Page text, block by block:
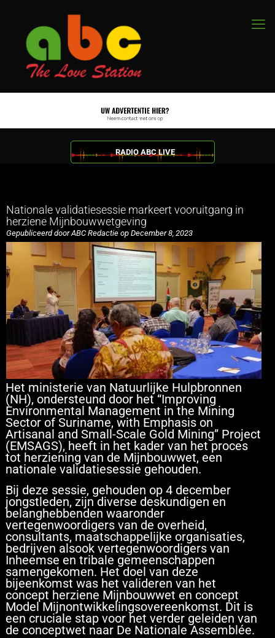
RADIO ABC LIVE
Nationale validatiesessie markeert vooruitgang in
herziene Mijnbouwwetgeving
Gepubliceerd door ABC Redactie op December 8, 2023
Het ministerie van Natuurlijke Hulpbronnen
(NH), ondersteund door het “Improving
Environmental Management in the Mining
Sector of Suriname, with Emphasis on
Artisanal and Small-Scale Gold Mining” Project
(EMSAGS), heeft in het kader van het proces
tot herziening van de Mijnbouwwet, een
nationale validatiesessie gehouden.
Bij deze sessie, gehouden op 4 december
jongstleden, zijn diverse deskundigen en
belanghebbenden waaronder
vertegenwoordigers van de overheid,
consultants, maatschappelijke organisaties,
bedrijven alsook vertegenwoordigers van
Inheemse en tribale gemeenschappen
samengekomen. Het doel van deze
bijeenkomst was het valideren van het
concept herziene Mijnbouwwet en concept
Model Mijnontwikkelingsovereenkomst. Dit is
een cruciale stap voor het verder geleiden van
de conceptwet naar De Nationale Assemblée.